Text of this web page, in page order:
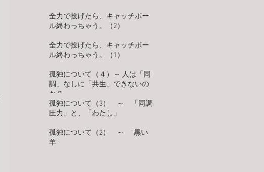
全力で投げたら、キャッチボー
ル終わっちゃう。（2）
全力で投げたら、キャッチボー
ル終わっちゃう。（1）
孤独について（４）～ 人は「同
調」なしに「共生」できないの
か？
孤独について（3） ～ 「同調
圧力」と、「わたし」
孤独について（2） ～ “黒い
羊”